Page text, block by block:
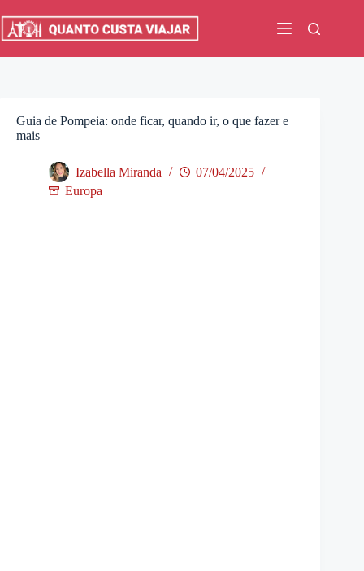
para
Guia de Pompeia: onde ficar, quando ir, o que fazer e
mais
Izabella Miranda
07/04/2025
Europa